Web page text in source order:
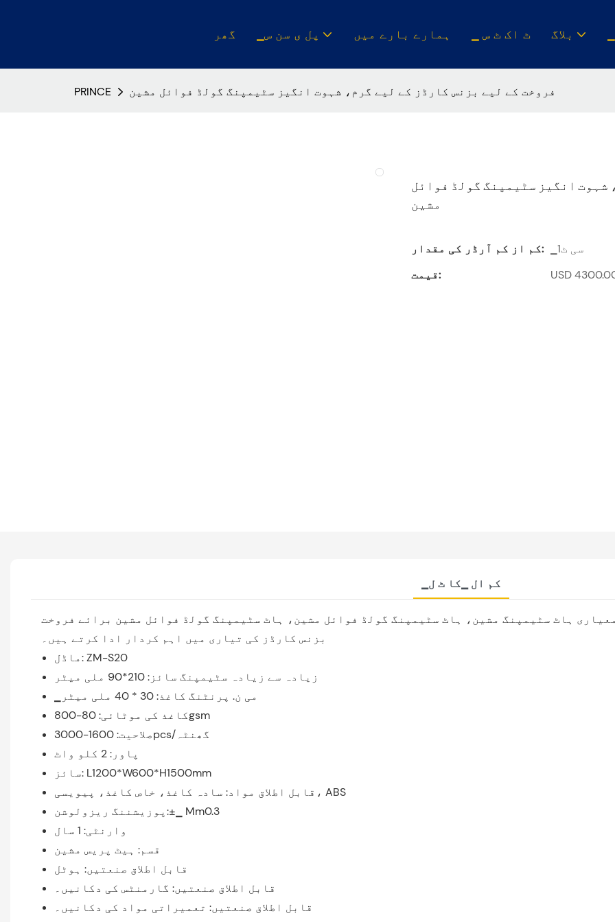
گھر ▁پل ی سن س ہمارے بارے میں ▁ ٹ اک ٹ س بلاگ
PRINCE فروخت کے لیے بزنس کارڈز کے لیے گرم، شہوت انگیز سٹیمپنگ گولڈ فوائل مشین
شہوت انگیز سٹیمپنگ گولڈ فوائل
مشین
کم از کم آرڈر کی مقدار:
▁سی ٹ1
قیمت:
▁کم ال ▁کا ٹ ل
ہاٹ سٹیمپنگ مشین، ہاٹ سٹیمپنگ گولڈ فوائل مشین، ہاٹ سٹیمپنگ گولڈ فوائل مشین برائے فروخت
بزنس کارڈز کی تیاری میں اہم کردار ادا کرتے ہیں۔
ماڈل: ZM-S20
زیادہ سے زیادہ سٹیمپنگ سائز: 210*90 ملی میٹر
▁می ن. پرنٹنگ کاغذ: 30 * 40 ملی میٹر
کاغذ کی موٹائی: 80-800gsm
صلاحیت: 1600-3000pcs/گھنٹہ
پاور: 2 کلو واٹ
سائز: L1200*W600*H1500mm
قابل اطلاق مواد: سادہ کاغذ، خاص کاغذ، پیویسی، ABS
پوزیشننگ ریزولوشن:±▁ Mm0.3
وارنٹی: 1 سال
قسم: ہیٹ پریس مشین
قابل اطلاق صنعتیں: ہوٹل
قابل اطلاق صنعتیں: گارمنٹس کی دکانیں۔
قابل اطلاق صنعتیں: تعمیراتی مواد کی دکانیں۔